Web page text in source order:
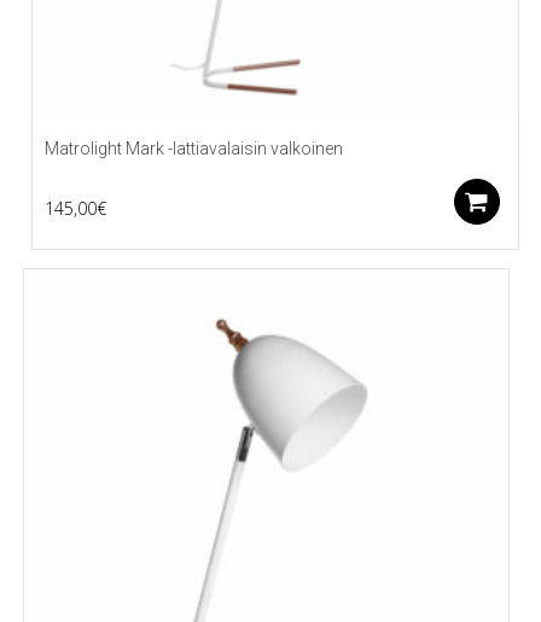
Matrolight Mark -lattiavalaisin valkoinen
145,00€